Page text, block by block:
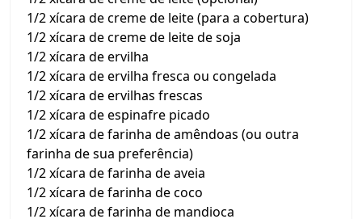
1/2 xícara de creme de leite (para a cobertura)
1/2 xícara de creme de leite de soja
1/2 xícara de ervilha
1/2 xícara de ervilha fresca ou congelada
1/2 xícara de ervilhas frescas
1/2 xícara de espinafre picado
1/2 xícara de farinha de amêndoas (ou outra
farinha de sua preferência)
1/2 xícara de farinha de aveia
1/2 xícara de farinha de coco
1/2 xícara de farinha de mandioca